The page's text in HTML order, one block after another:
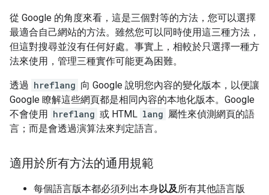
從 Google 的角度來看，這是三個對等的方法，您可以選擇
最適合自己網站的方法。雖然您可以同時使用這三種方法，
但這對搜尋並沒有任何好處。事實上，相較於只選擇一種方
法來使用，管理三種實作可能更為困難。
透過 hreflang 向 Google 說明您內容的變化版本，以便讓
Google 瞭解這些網頁都是相同內容的本地化版本。Google
不會使用 hreflang 或 HTML lang 屬性來偵測網頁的語
言；而是會透過演算法來判定語言。
適用於所有方法的通用規範
每個語言版本都必須列出本身以及所有其他語言版